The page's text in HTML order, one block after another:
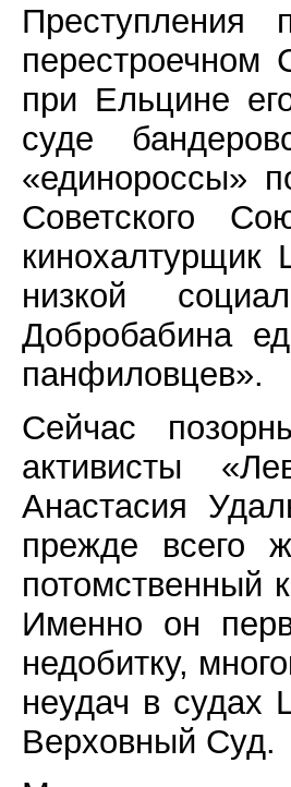
при Ельцине
суде
«единороссы»
Советского
кинохалтурщик
низкой
Добробабина
панфиловцев».
Сейчас
активисты
Анастасия
прежде всего
потомственный
Именно он
недобитку,
неудач в судах
Верховный Суд.